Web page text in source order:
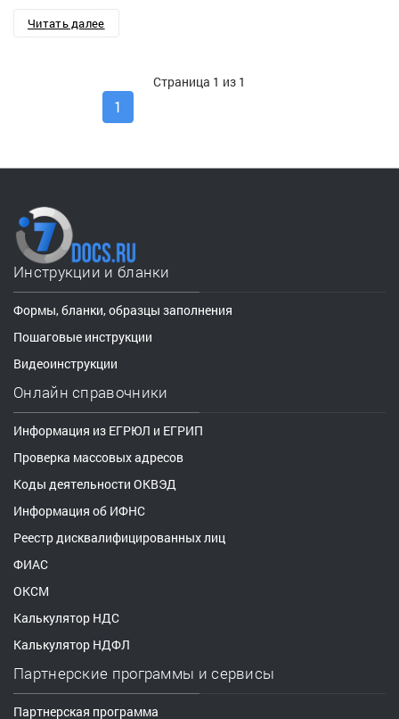
Читать далее
Страница 1 из 1
1
Инструкции и бланки
Формы, бланки, образцы заполнения
Пошаговые инструкции
Видеоинструкции
Онлайн справочники
Информация из ЕГРЮЛ и ЕГРИП
Проверка массовых адресов
Коды деятельности ОКВЭД
Информация об ИФНС
Реестр дисквалифицированных лиц
ФИАС
ОКСМ
Калькулятор НДС
Калькулятор НДФЛ
Партнерские программы и сервисы
Партнерская программа